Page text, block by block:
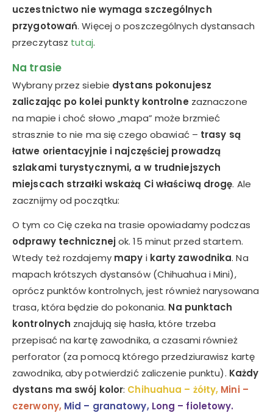
uczestnictwo nie wymaga szczególnych
przygotowań. Więcej o poszczególnych dystansach
przeczytasz tutaj.
Na trasie
Wybrany przez siebie dystans pokonujesz
zaliczając po kolei punkty kontrolne zaznaczone
na mapie i choć słowo „mapa” może brzmieć
strasznie to nie ma się czego obawiać – trasy są
łatwe orientacyjnie i najczęściej prowadzą
szlakami turystycznymi, a w trudniejszych
miejscach strzałki wskażą Ci właściwą drogę. Ale
zacznijmy od początku:
O tym co Cię czeka na trasie opowiadamy podczas
odprawy technicznejok. 15 minut przed startem.
Wtedy też rozdajemy mapy i karty zawodnika. Na
mapach krótszych dystansów (Chihuahua i Mini),
oprócz punktów kontrolnych, jest również narysowana
trasa, która będzie do pokonania. Na punktach
kontrolnych znajdują się hasła, które trzeba
przepisać na kartę zawodnika, a czasami również
perforator (za pomocą którego przedziurawisz kartę
zawodnika, aby potwierdzić zaliczenie punktu). Każdy
dystans ma swój kolor: Chihuahua – żółty, Mini –
czerwony, Mid – granatowy, Long – fioletowy.